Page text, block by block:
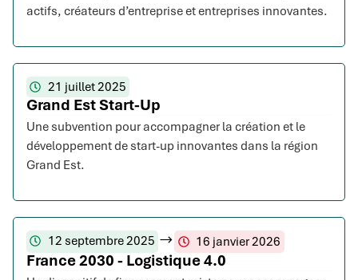
actifs, créateurs d’entreprise et entreprises innovantes.
21 juillet 2025
Grand Est Start-Up
Une subvention pour accompagner la création et le
développement de start-up innovantes dans la région
Grand Est.
12 septembre 2025 16 janvier 2026
France 2030 - Logistique 4.0